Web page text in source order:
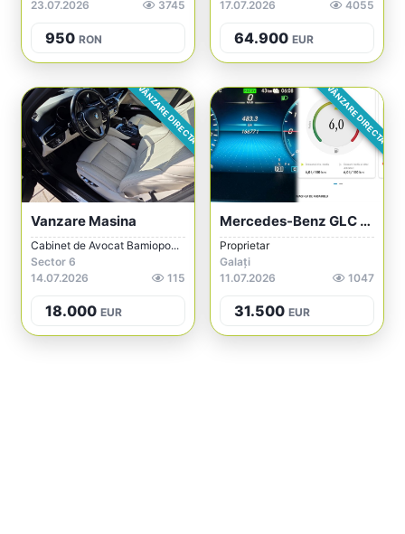
23.07.2026
3745
950 RON
17.07.2026
4055
64.900 EUR
VÂNZARE DIRECTA
Vanzare Masina
Cabinet de Avocat Bamiopo...
Sector 6
14.07.2026
115
18.000 EUR
VÂNZARE DIRECTA
Mercedes-Benz GLC 300 De 4Matic 9G-TRONI...
Proprietar
Galați
11.07.2026
1047
31.500 EUR